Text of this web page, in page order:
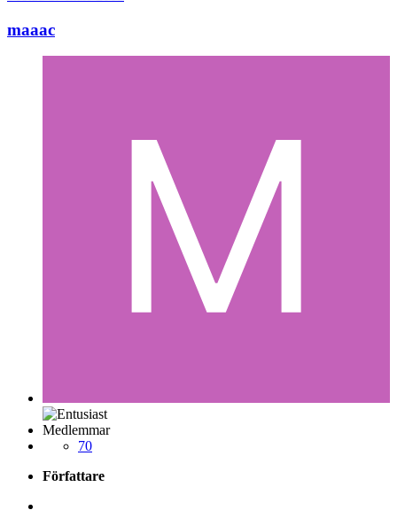
maaac
Medlemmar
70
Författare